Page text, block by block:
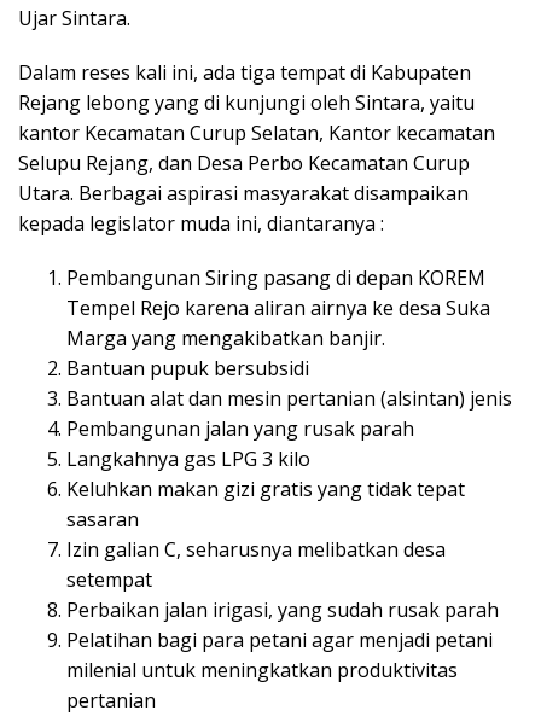
Ujar Sintara.
Dalam reses kali ini, ada tiga tempat di Kabupaten
Rejang lebong yang di kunjungi oleh Sintara, yaitu
kantor Kecamatan Curup Selatan, Kantor kecamatan
Selupu Rejang, dan Desa Perbo Kecamatan Curup
Utara. Berbagai aspirasi masyarakat disampaikan
kepada legislator muda ini, diantaranya :
Pembangunan Siring pasang di depan KOREM
Tempel Rejo karena aliran airnya ke desa Suka
Marga yang mengakibatkan banjir.
Bantuan pupuk bersubsidi
Bantuan alat dan mesin pertanian (alsintan) jenis
Pembangunan jalan yang rusak parah
Langkahnya gas LPG 3 kilo
Keluhkan makan gizi gratis yang tidak tepat
sasaran
Izin galian C, seharusnya melibatkan desa
setempat
Perbaikan jalan irigasi, yang sudah rusak parah
Pelatihan bagi para petani agar menjadi petani
milenial untuk meningkatkan produktivitas
pertanian